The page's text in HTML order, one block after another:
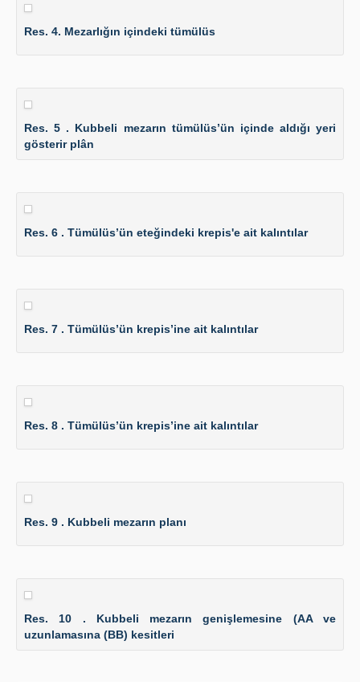
Res. 4. Mezarlığın içindeki tümülüs
Res. 5 . Kubbeli mezarın tümülüs’ün içinde aldığı yeri
gösterir plân
Res. 6 . Tümülüs’ün eteğindeki krepis'e ait kalıntılar
Res. 7 . Tümülüs’ün krepis’ine ait kalıntılar
Res. 8 . Tümülüs’ün krepis’ine ait kalıntılar
Res. 9 . Kubbeli mezarın planı
Res. 10 . Kubbeli mezarın genişlemesine (AA ve
uzunlamasına (BB) kesitleri